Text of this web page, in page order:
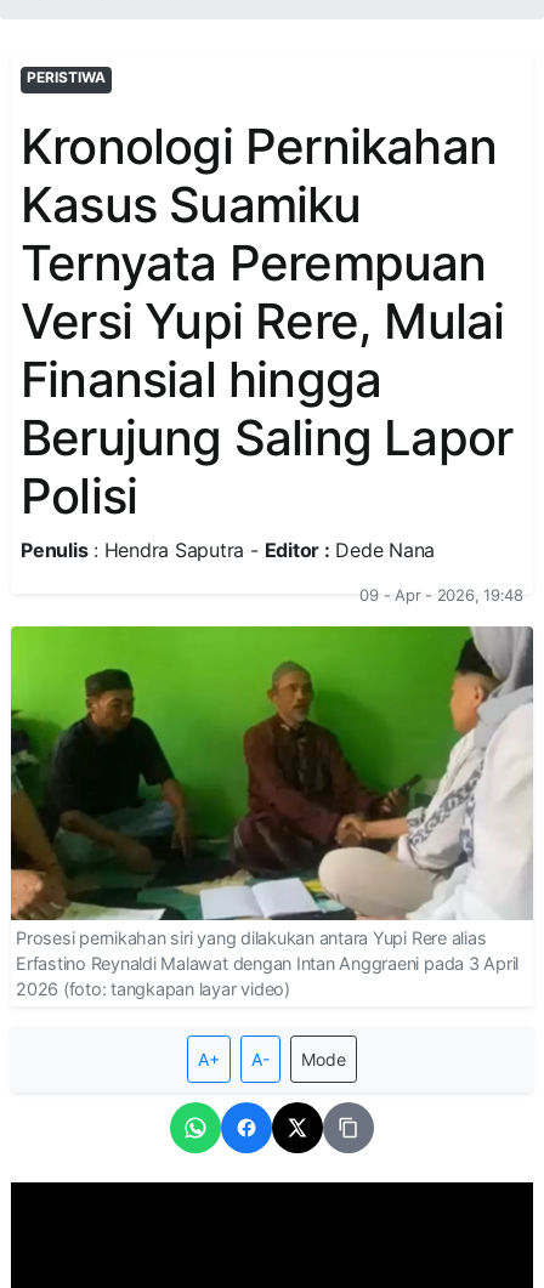
PERISTIWA
Kronologi Pernikahan
Kasus Suamiku
Ternyata Perempuan
Versi Yupi Rere, Mulai
Finansial hingga
Berujung Saling Lapor
Polisi
Penulis: Hendra Saputra - Editor : Dede Nana
09 - Apr - 2026, 19:48
Prosesi pernikahan siri yang dilakukan antara Yupi Rere alias
Erfastino Reynaldi Malawat dengan Intan Anggraeni pada 3 April
2026 (foto: tangkapan layar video)
A+ A- Mode